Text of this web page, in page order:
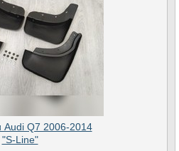
Audi Q7 2006-2014
"S-Line"